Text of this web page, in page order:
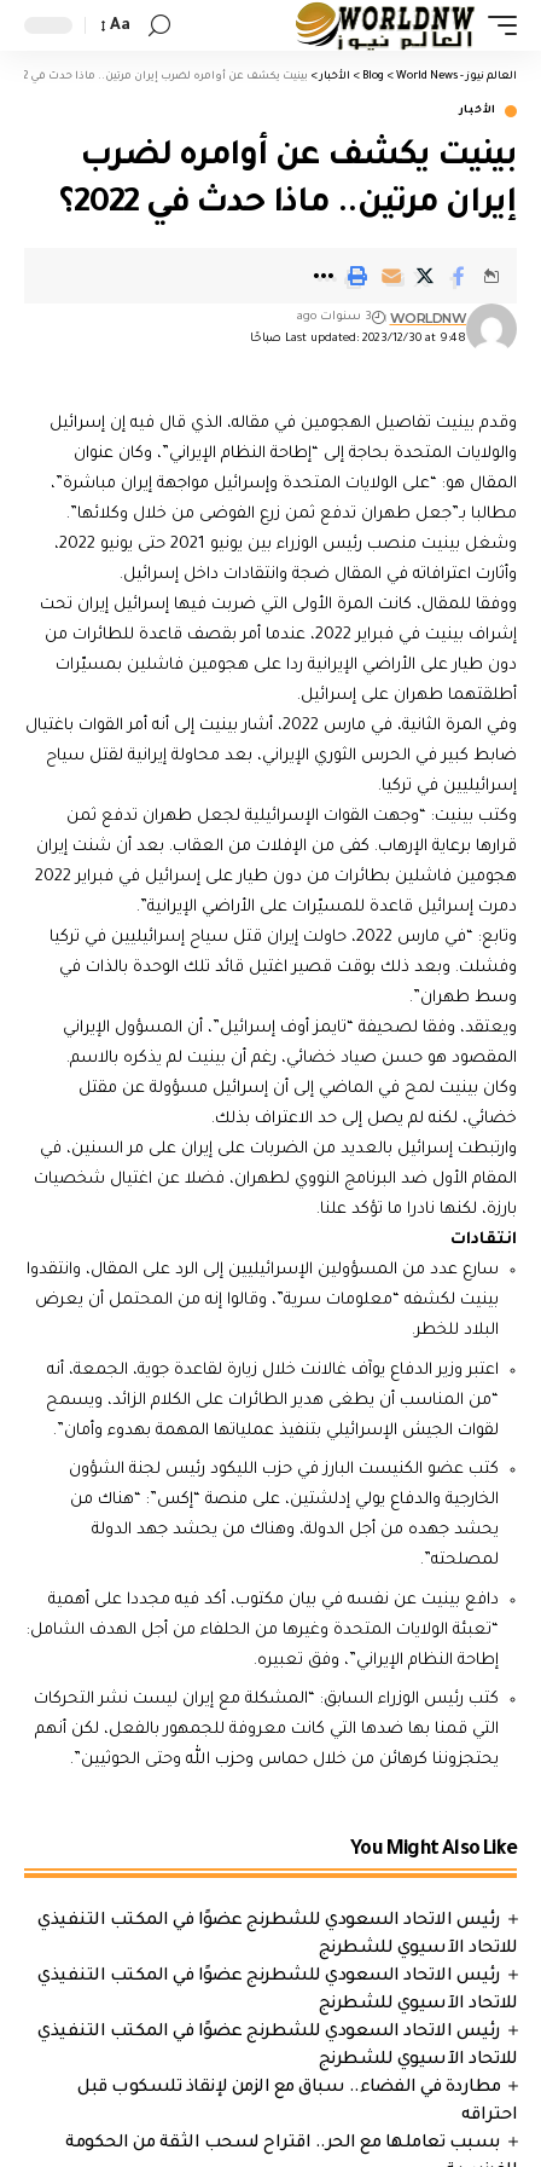
Aa
العالم نيوز - World News >
Blog
> الأخبار > بينيت يكشف عن أوامره لضرب إيران مرتين.. ماذا حدث في 2022؟
الأخبار
بينيت يكشف عن أوامره لضرب
إيران مرتين.. ماذا حدث في 2022؟
Last updated: 2023/12/30 at 9:48 صباحًا
WORLDNW 3 سنوات ago
وقدم بينيت تفاصيل الهجومين في مقاله، الذي قال فيه إن إسرائيل
والولايات المتحدة بحاجة إلى “إطاحة النظام الإيراني”، وكان عنوان
المقال هو: “على الولايات المتحدة وإسرائيل مواجهة إيران مباشرة”،
مطالبا بـ”جعل طهران تدفع ثمن زرع الفوضى من خلال وكلائها”.
وشغل بينيت منصب رئيس الوزراء بين يونيو 2021 حتى يونيو 2022،
وأثارت اعترافاته في المقال ضجة وانتقادات داخل إسرائيل.
ووفقا للمقال، كانت المرة الأولى التي ضربت فيها إسرائيل إيران تحت
إشراف بينيت في فبراير 2022، عندما أمر بقصف قاعدة للطائرات من
دون طيار على الأراضي الإيرانية ردا على هجومين فاشلين بمسيّرات
أطلقتهما طهران على إسرائيل.
وفي المرة الثانية، في مارس 2022، أشار بينيت إلى أنه أمر القوات باغتيال
ضابط كبير في الحرس الثوري الإيراني، بعد محاولة إيرانية لقتل سياح
إسرائيليين في تركيا.
وكتب بينيت: “وجهت القوات الإسرائيلية لجعل طهران تدفع ثمن
قرارها برعاية الإرهاب. كفى من الإفلات من العقاب. بعد أن شنت إيران
هجومين فاشلين بطائرات من دون طيار على إسرائيل في فبراير 2022
دمرت إسرائيل قاعدة للمسيّرات على الأراضي الإيرانية”.
وتابع: “في مارس 2022، حاولت إيران قتل سياح إسرائيليين في تركيا
وفشلت. وبعد ذلك بوقت قصير اغتيل قائد تلك الوحدة بالذات في
وسط طهران”.
ويعتقد، وفقا لصحيفة “تايمز أوف إسرائيل”، أن المسؤول الإيراني
المقصود هو حسن صياد خضائي، رغم أن بينيت لم يذكره بالاسم.
وكان بينيت لمح في الماضي إلى أن إسرائيل مسؤولة عن مقتل
خضائي، لكنه لم يصل إلى حد الاعتراف بذلك.
وارتبطت إسرائيل بالعديد من الضربات على إيران على مر السنين، في
المقام الأول ضد البرنامج النووي لطهران، فضلا عن اغتيال شخصيات
بارزة، لكنها نادرا ما تؤكد علنا.
انتقادات
سارع عدد من المسؤولين الإسرائيليين إلى الرد على المقال، وانتقدوا
بينيت لكشفه “معلومات سرية”، وقالوا إنه من المحتمل أن يعرض
البلاد للخطر.
اعتبر وزير الدفاع يوآف غالانت خلال زيارة لقاعدة جوية، الجمعة، أنه
“من المناسب أن يطغى هدير الطائرات على الكلام الزائد، ويسمح
لقوات الجيش الإسرائيلي بتنفيذ عملياتها المهمة بهدوء وأمان”.
كتب عضو الكنيست البارز في حزب الليكود رئيس لجنة الشؤون
الخارجية والدفاع يولي إدلشتين، على منصة “إكس”: “هناك من
يحشد جهده من أجل الدولة، وهناك من يحشد جهد الدولة
لمصلحته”.
دافع بينيت عن نفسه في بيان مكتوب، أكد فيه مجددا على أهمية
“تعبئة الولايات المتحدة وغيرها من الحلفاء من أجل الهدف الشامل:
إطاحة النظام الإيراني”، وفق تعبيره.
كتب رئيس الوزراء السابق: “المشكلة مع إيران ليست نشر التحركات
التي قمنا بها ضدها التي كانت معروفة للجمهور بالفعل، لكن أنهم
يحتجزوننا كرهائن من خلال حماس وحزب الله وحتى الحوثيين”.
You Might Also Like
رئيس الاتحاد السعودي للشطرنج عضوًا في المكتب التنفيذي
للاتحاد الآسيوي للشطرنج
رئيس الاتحاد السعودي للشطرنج عضوًا في المكتب التنفيذي
للاتحاد الآسيوي للشطرنج
رئيس الاتحاد السعودي للشطرنج عضوًا في المكتب التنفيذي
للاتحاد الآسيوي للشطرنج
مطاردة في الفضاء.. سباق مع الزمن لإنقاذ تلسكوب قبل
احتراقه
بسبب تعاملها مع الحر.. اقتراح لسحب الثقة من الحكومة